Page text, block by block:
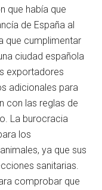
que había que
de España al
que cumplimentar
ciudad española
exportadores
adicionales para
con las reglas de
La burocracia
los
ya que sus
sanitarias.
comprobar que